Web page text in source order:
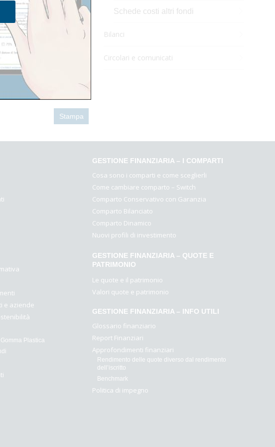
un livello di
Stampa
Schede costi altri fondi
Bilanci
Circolari e comunicati
e aziende
Plastica
GESTIONE FINANZIARIA – I COMPARTI
Cosa sono i comparti e come sceglierli
Come cambiare comparto – Switch
Comparto Conservativo con Garanzia
Comparto Bilanciato
Comparto Dinamico
Nuovi profili di investimento
GESTIONE FINANZIARIA – QUOTE E
PATRIMONIO
Le quote e il patrimonio
Valori quote e patrimonio
GESTIONE FINANZIARIA – INFO UTILI
Glossario finanziario
Report Finanziari
Approfondimenti finanziari
Rendimento delle quote diverso dal rendimento
dell’iscritto
Benchmark
Politica di impegno